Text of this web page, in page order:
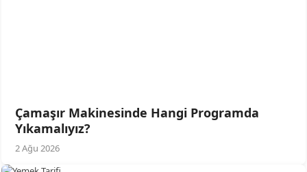
Çamaşır Makinesinde Hangi Programda
Yıkamalıyız?
2 Ağu 2026